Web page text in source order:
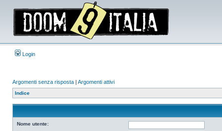
Login
Argomenti senza risposta | Argomenti attivi
Indice
Nome utente: